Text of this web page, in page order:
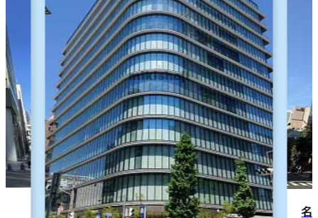
札幌市 仙台市
東京23区 横浜市
名古屋市 ⼤阪市
広島市 福岡市
名